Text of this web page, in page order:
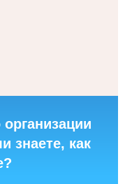
знаете, как